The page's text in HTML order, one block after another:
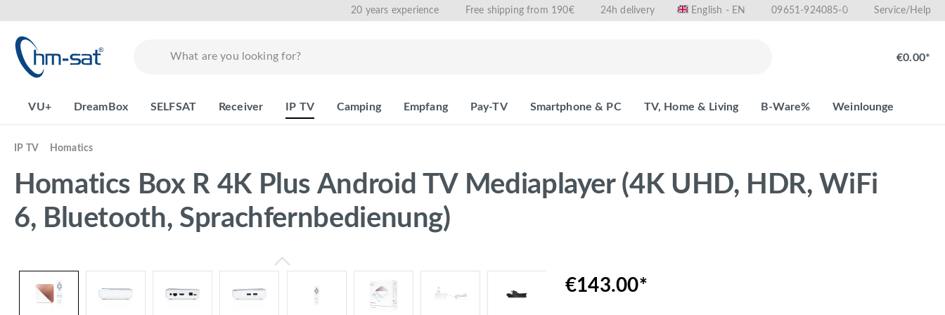
20 years experience Free shipping from 190€ 24h delivery English - EN 09651-924085-0 Service/Help
€0.00*
VU+ DreamBox SELFSAT Receiver IP TV Camping Empfang Pay-TV Smartphone & PC TV, Home & Living B-Ware% Weinlounge
IP TV Homatics
Homatics Box R 4K Plus Android TV Mediaplayer (4K UHD, HDR, WiFi
6, Bluetooth, Sprachfernbedienung)
Skip image gallery €143.00*